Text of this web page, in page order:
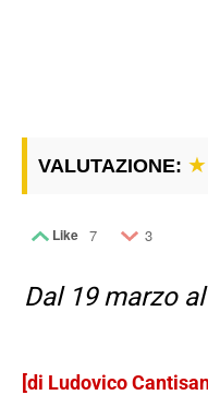
VALUTAZIONE:
Like 7 3
Dal 19 marzo
[di Ludovico